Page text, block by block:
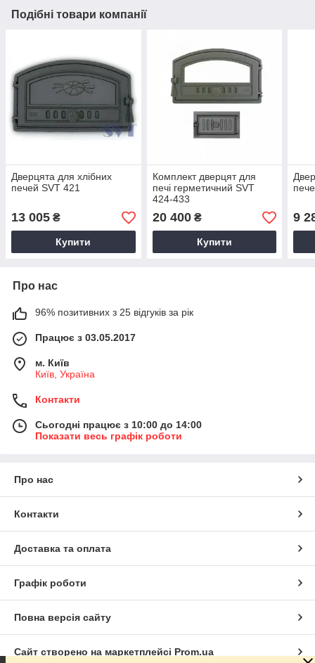
Подібні товари компанії
Дверцята для хлібних
печей SVT 421
13 005 ₴
Купити
Комплект дверцят для
печі герметичний SVT
424-433
20 400₴
Купити
9
Про нас
96% позитивних з 25 відгуків за рік
Працює з 03.05.2017
м. Київ
Київ, Україна
Контакти
Сьогодні працює з 10:00 до 14:00
Показати весь графік роботи
Про нас
Контакти
Доставка та оплата
Графік роботи
Повна версія сайту
Сайт створено на маркетплейсі Prom.ua